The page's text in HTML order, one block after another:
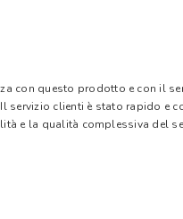
con questo prodotto e con il
servizio clienti è stato rapido e
e la qualità complessiva del